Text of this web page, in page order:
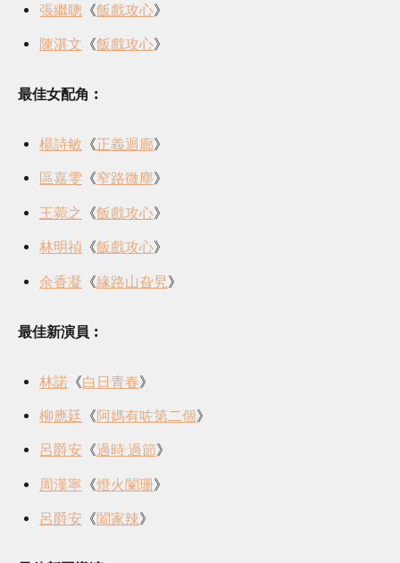
張繼聰 《飯戲攻心》
陳湛文 《飯戲攻心》
最佳女配角︰
楊詩敏 《正義迴廊》
區嘉雯 《窄路微塵》
王菀之 《飯戲攻心》
林明禎 《飯戲攻心》
余香凝 《緣路山旮旯 》
最佳新演員︰
林諾 《白日青春》
柳應廷 《阿媽有咗第二個》
呂爵安 《過時·過節》
周漢寧 《燈火闌珊》
呂爵安 《闔家辣》